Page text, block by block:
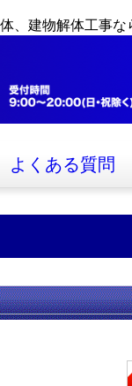
、建物解体工事
よくある質問